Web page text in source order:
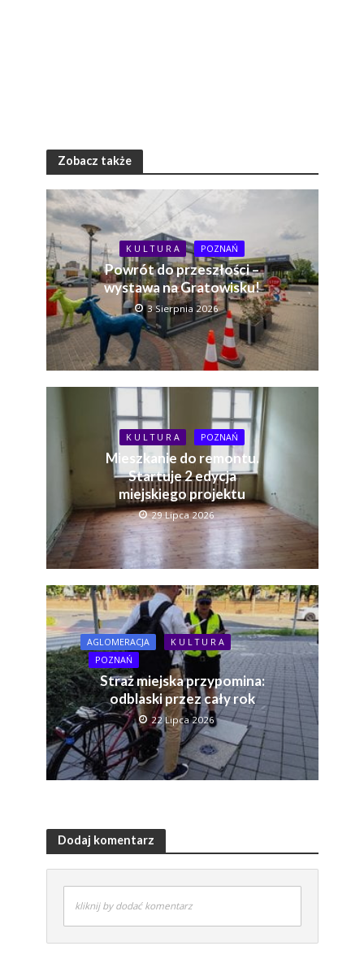
Zobacz także
K U L T U R A POZNAŃ
Powrót do przeszłości –
wystawa na Gratowisku!
3 Sierpnia 2026
K U L T U R A POZNAŃ
Mieszkanie do remontu.
Startuje 2 edycja
miejskiego projektu
29 Lipca 2026
AGLOMERACJA
K U L T U R A
POZNAŃ
Straż miejska przypomina:
odblaski przez cały rok
22 Lipca 2026
Dodaj komentarz
kliknij by dodać komentarz